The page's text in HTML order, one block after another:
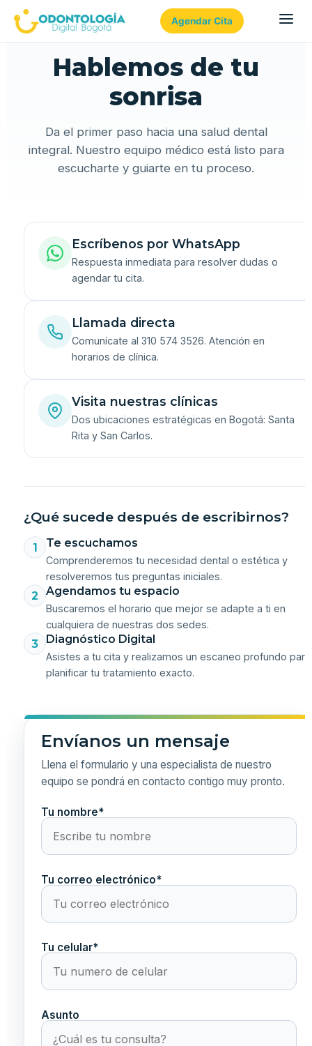
Agendar Cita
Hablemos de tu
sonrisa
Da el primer paso hacia una salud dental
integral. Nuestro equipo médico está listo para
escucharte y guiarte en tu proceso.
Escríbenos por WhatsApp
Respuesta inmediata para resolver dudas o
agendar tu cita.
Llamada directa
Comunícate al 310 574 3526. Atención en
horarios de clínica.
Visita nuestras clínicas
Dos ubicaciones estratégicas en Bogotá: Santa
Rita y San Carlos.
¿Qué sucede después de escribirnos?
1 Te escuchamos
Comprenderemos tu necesidad dental o estética y
resolveremos tus preguntas iniciales.
2 Agendamos tu espacio
Buscaremos el horario que mejor se adapte a ti en
cualquiera de nuestras dos sedes.
3 Diagnóstico Digital
Asistes a tu cita y realizamos un escaneo profundo para
planificar tu tratamiento exacto.
Envíanos un mensaje
Llena el formulario y una especialista de nuestro
equipo se pondrá en contacto contigo muy pronto.
Tu nombre*
Tu correo electrónico*
Tu celular*
Asunto